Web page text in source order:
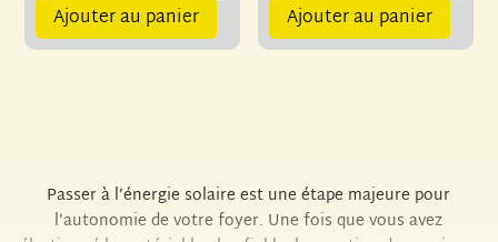
Ajouter au panier Ajouter au panier
Passer à l’énergie solaire est une étape majeure pour
l’autonomie de votre foyer. Une fois que vous avez